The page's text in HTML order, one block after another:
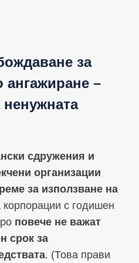
за
ангажиране –
сдружения и
организации
за използване на
корпорации с годишен
повече не важат
срок за
. (Това прави